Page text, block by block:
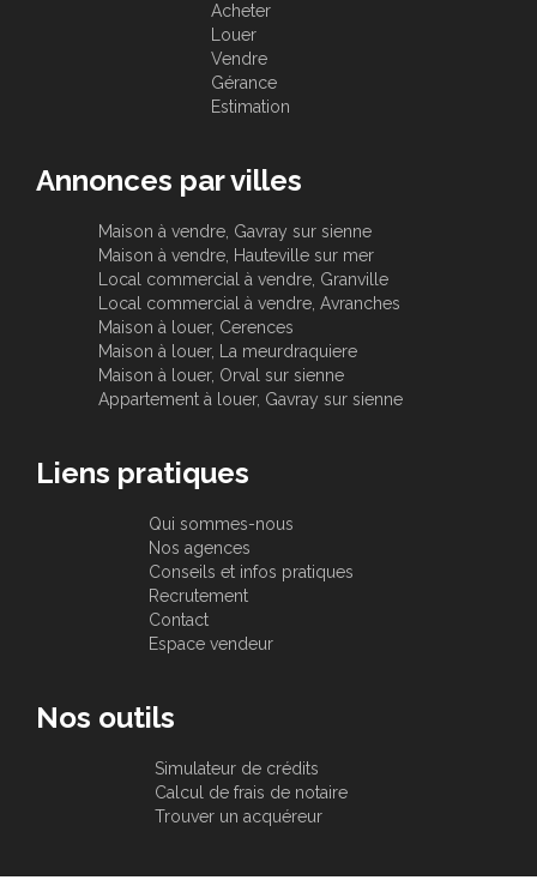
Acheter
Louer
Vendre
Gérance
Estimation
Annonces par villes
Maison à vendre, Gavray sur sienne
Maison à vendre, Hauteville sur mer
Local commercial à vendre, Granville
Local commercial à vendre, Avranches
Maison à louer, Cerences
Maison à louer, La meurdraquiere
Maison à louer, Orval sur sienne
Appartement à louer, Gavray sur sienne
Liens pratiques
Qui sommes-nous
Nos agences
Conseils et infos pratiques
Recrutement
Contact
Espace vendeur
Nos outils
Simulateur de crédits
Calcul de frais de notaire
Trouver un acquéreur